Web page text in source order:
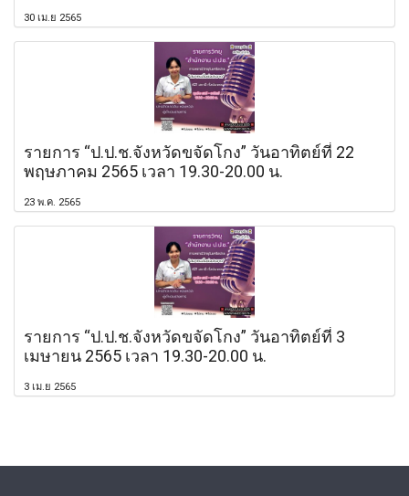
30 เม.ย 2565
รายการ “ป.ป.ช.จังหวัดขจัดโกง” วันอาทิตย์ที่ 22
พฤษภาคม 2565 เวลา 19.30-20.00 น.
23 พ.ค. 2565
รายการ “ป.ป.ช.จังหวัดขจัดโกง” วันอาทิตย์ที่ 3
เมษายน 2565 เวลา 19.30-20.00 น.
3 เม.ย 2565